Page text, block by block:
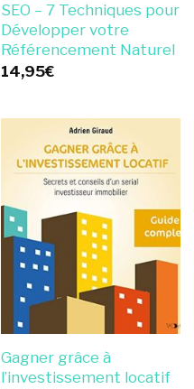
SEO – 7 Techniques pour
Développer votre
Référencement Naturel
14,95€
Gagner grâce à
l’investissement locatif